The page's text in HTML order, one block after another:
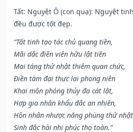
Tất: Nguyệt Ô (con quạ): Nguyệt
đều được tốt đẹp.
“Tất tinh tạo tác chủ quang tiền,
Mãi dắc điền viên hữu lật tiền
Mai táng thử nhật thiêm quan chức,
Điền tàm đại thực lai phong niên
Khai môn phóng thủy đa cát lật,
Hợp gia nhân khẩu đắc an nhiên,
Hôn nhân nhược năng phùng thử
Sinh đắc hài nhi phúc thọ toàn.”